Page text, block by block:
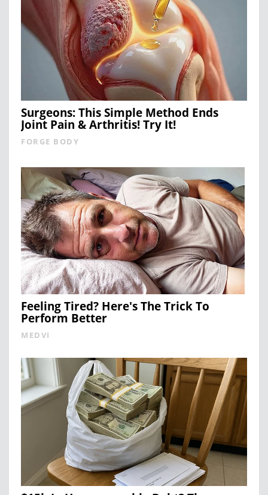
Surgeons: This Simple Method Ends
Joint Pain & Arthritis! Try It!
FORGE BODY
Feeling Tired? Here's The Trick To
Perform Better
MEDVI